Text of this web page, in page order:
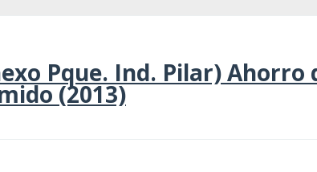
Pque. Ind. Pilar)
(2013)